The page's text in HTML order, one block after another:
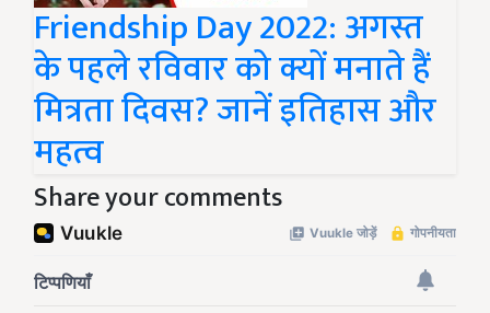
Friendship Day 2022: अगस्त
के पहले रविवार को क्यों मनाते हैं
मित्रता दिवस? जानें इतिहास और
महत्व
Share your comments